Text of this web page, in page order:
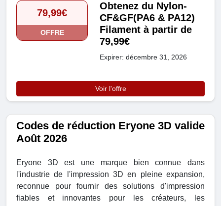
79,99€
OFFRE
Obtenez du Nylon-
CF&GF(PA6 & PA12)
Filament à partir de
79,99€
Expirer: décembre 31, 2026
Voir l'offre
Codes de réduction Eryone 3D valide
Août 2026
Eryone 3D est une marque bien connue dans
l'industrie de l'impression 3D en pleine expansion,
reconnue pour fournir des solutions d'impression
fiables et innovantes pour les créateurs, les